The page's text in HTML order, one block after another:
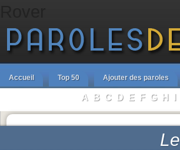
Accueil Top 50 Ajouter des paroles
A B C D E F G H I